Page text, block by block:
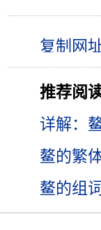
推荐阅
详解：
鳌的繁
鳌的组词